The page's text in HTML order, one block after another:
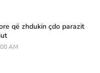
që zhdukin çdo parazit
AM